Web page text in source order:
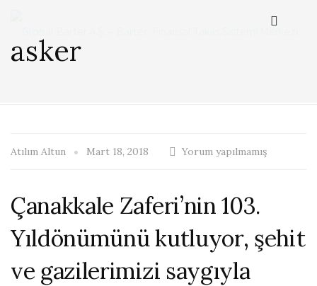
asker
Atılım Altun Mart 18, 2018 Yorum yapılmamış
Çanakkale Zaferi’nin 103.
Yıldönümünü kutluyor, şehit
ve gazilerimizi saygıyla